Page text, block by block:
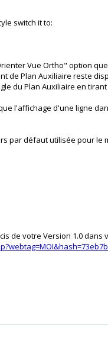
switch it to:
Vue Ortho" option
de Plan Auxiliaire reste
du Plan Auxiliaire en
l'affichage d'une ligne
par défaut utilisée pour le
de votre Version 1.0 dans